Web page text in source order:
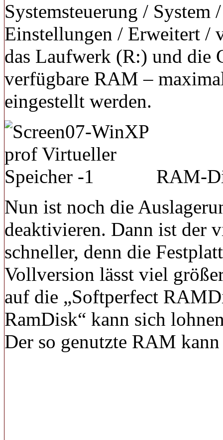
Systemsteuerung /
Einstellungen / Erweitert /
das Laufwerk (R:) und die
verfügbare RAM –
eingestellt werden.
RAM-
Nun ist noch die
deaktivieren. Dann ist der
schneller, denn die
Vollversion lässt viel
auf die „Softperfect
RamDisk“ kann sich
Der so genutzte RAM